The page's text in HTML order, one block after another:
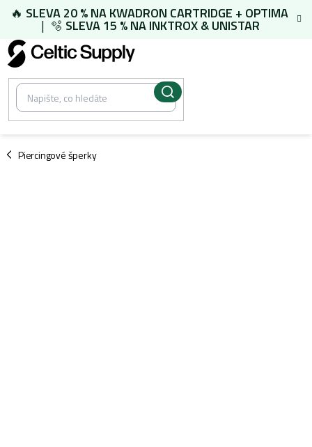
Přejít
obsah
🔥 SLEVA 20 % NAKWADRON CARTRIDGE + OPTIMA
| 🫧 SLEVA 15 % NAINKTROX & UNISTAR
Piercingové šperky
/